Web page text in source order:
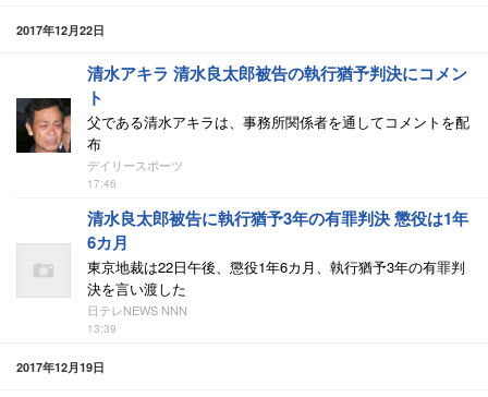
2017年12月22日
清水アキラ 清水良太郎被告の執行猶予判決にコメン
ト
父である清水アキラは、事務所関係者を通してコメントを配
布
デイリースポーツ
17:46
清水良太郎被告に執行猶予3年の有罪判決 懲役は1年
6カ月
東京地裁は22日午後、懲役1年6カ月、執行猶予3年の有罪判
決を言い渡した
日テレNEWS NNN
13:39
2017年12月19日